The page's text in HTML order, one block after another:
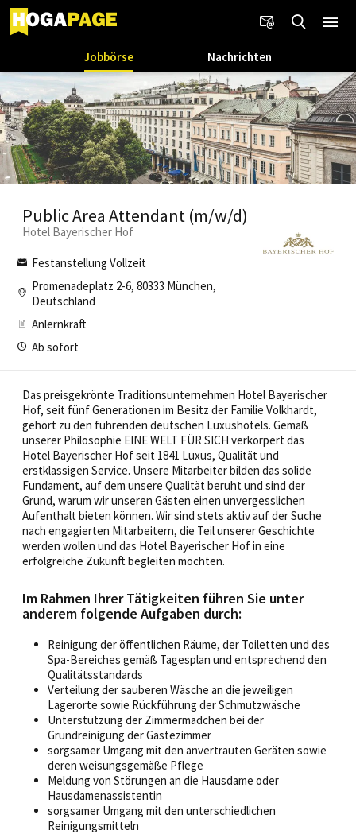
Jobbörse Nachrichten
Public Area Attendant (m/w/d)
Hotel Bayerischer Hof
Festanstellung Vollzeit
Promenadeplatz 2-6, 80333 München,
Deutschland
Anlernkraft
Ab sofort
Das preisgekrönte Traditionsunternehmen Hotel Bayerischer
Hof, seit fünf Generationen im Besitz der Familie Volkhardt,
gehört zu den führenden deutschen Luxushotels. Gemäß
unserer Philosophie EINE WELT FÜR SICH verkörpert das
Hotel Bayerischer Hof seit 1841 Luxus, Qualität und
erstklassigen Service. Unsere Mitarbeiter bilden das solide
Fundament, auf dem unsere Qualität beruht und sind der
Grund, warum wir unseren Gästen einen unvergesslichen
Aufenthalt bieten können. Wir sind stets aktiv auf der Suche
nach engagierten Mitarbeitern, die Teil unserer Geschichte
werden wollen und das Hotel Bayerischer Hof in eine
erfolgreiche Zukunft begleiten möchten.
Im Rahmen Ihrer Tätigkeiten führen Sie unter
anderem folgende Aufgaben durch:
Reinigung der öffentlichen Räume, der Toiletten und des
Spa-Bereiches gemäß Tagesplan und entsprechend den
Qualitätsstandards
Verteilung der sauberen Wäsche an die jeweiligen
Lagerorte sowie Rückführung der Schmutzwäsche
Unterstützung der Zimmermädchen bei der
Grundreinigung der Gästezimmer
sorgsamer Umgang mit den anvertrauten Geräten sowie
deren weisungsgemäße Pflege
Meldung von Störungen an die Hausdame oder
Hausdamenassistentin
sorgsamer Umgang mit den unterschiedlichen
Reinigungsmitteln